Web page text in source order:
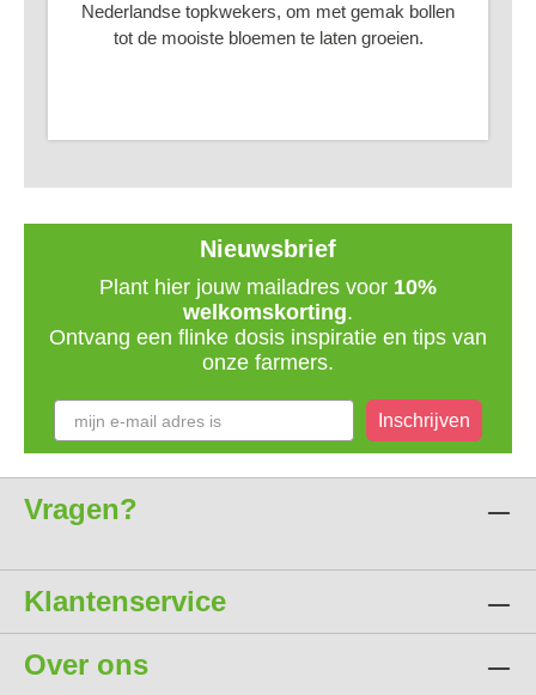
Nederlandse topkwekers, om met gemak bollen
tot de mooiste bloemen te laten groeien.
Nieuwsbrief
Plant hier jouw mailadres voor 10%
welkomskorting.
Ontvang een flinke dosis inspiratie en tips van
onze farmers.
Inschrijven
Vragen?
Klantenservice
Over ons